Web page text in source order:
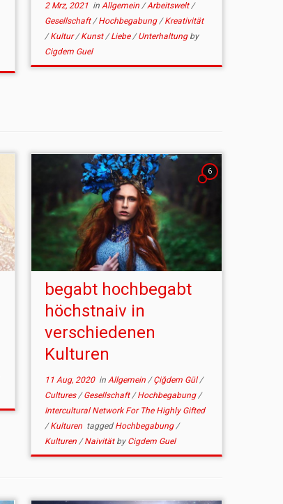
2 Mrz, 2021in Allgemein /Arbeitswelt/
Gesellschaft/Hochbegabung/Kreativität
/Kultur/Kunst/Liebe/Unterhaltung by
Cigdem Guel
6
begabt hochbegabt
höchstnaiv in
verschiedenen
Kulturen
11 Aug, 2020in Allgemein /Çiğdem Gül/
Cultures/Gesellschaft/Hochbegabung/
Intercultural Network For The Highly Gifted
/Kulturen tagged Hochbegabung/
Kulturen /Naivität by Cigdem Guel